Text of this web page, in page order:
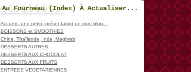
Au Fourneau (Index) À Actualiser...
Accueil...une petite présentation de mon blog...
BOISSONS et SMOOTHIES
Chine, Thaïlande, Inde, Maghreb
DESSERTS AUTRES
DESSERTS AUX CHOCOLAT
DESSERTS AUX FRUITS
ENTREES VEGETARIENNES